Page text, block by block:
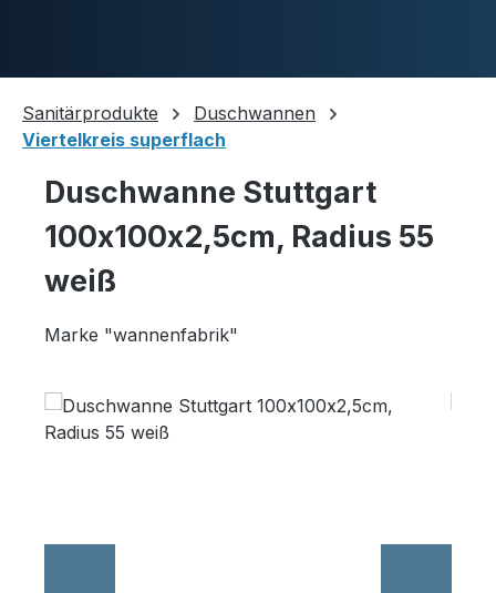
Sanitärprodukte
Duschwannen
Viertelkreis superflach
Duschwanne Stuttgart
100x100x2,5cm, Radius 55
weiß
Marke "wannenfabrik"
Skip image gallery